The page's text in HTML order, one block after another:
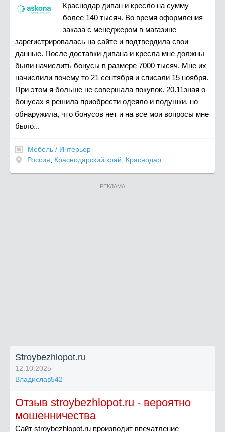
Краснодар диван и кресло на сумму
более 140 тысяч. Во время оформления
заказа с менеджером в магазине
зарегистрировалась на сайте и подтвердила свои
данные. После доставки дивана и кресла мне должны
были начислить бонусы в размере 7000 тысяч. Мне их
начислили почему то 21 сентября и списали 15 ноября.
При этом я больше не совершала покупок. 20.11зная о
бонусах я решила приобрести одеяло и подушки, но
обнаружила, что бонусов нет и на все мои вопросы мне
было...
Мебель / Интерьер
Россия
Краснодарский край Краснодар
РЕКЛАМА
Stroybezhlopot.ru
12.10.2025
Владислав542
Отзыв stroybezhlopot.ru - вероятно
мошенничества
Сайт stroybezhlopot.ru производит впечатление